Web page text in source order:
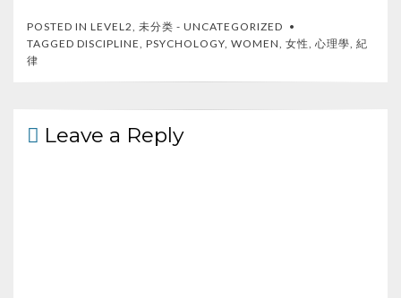
e
b
k
itt
er
C
h
at
ar
e
POSTED IN LEVEL2 未分类 - UNCATEGORIZED
TAGGED DISCIPLINE PSYCHOLOGY WOMEN 女性 心理學 紀
律
Leave a Reply